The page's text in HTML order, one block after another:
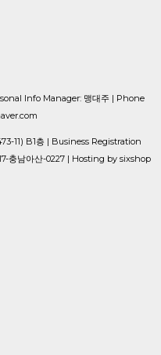
Info Manager: 맹대주 | Phone
11) B1층 | Business Registration
충남아산-0227 | Hosting by sixshop